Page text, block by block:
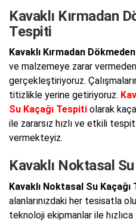
Kavaklı Kırmadan
Tespiti
Kavaklı Kırmadan
ve malzemeye zarar
gerçekleştiriyoruz.
titizlikle yerine getiriyoruz.
Su Kaçağı Tespiti olarak
ile zararsız hızlı ve etkili
vermekteyiz.
Kavaklı Noktasal
Kavaklı Noktasal Su Kaçağı
alanlarınızdaki her tesisatla
teknoloji ekipmanlar ile